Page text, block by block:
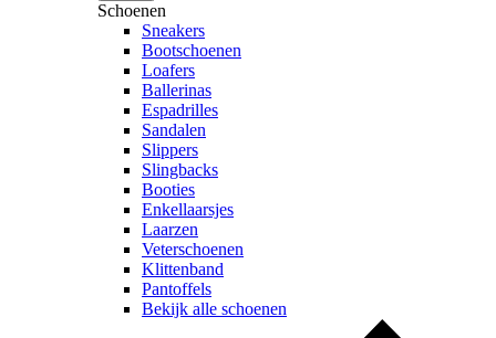
Schoenen
Sneakers
Bootschoenen
Loafers
Ballerinas
Espadrilles
Sandalen
Slippers
Slingbacks
Booties
Enkellaarsjes
Laarzen
Veterschoenen
Klittenband
Pantoffels
Bekijk alle schoenen